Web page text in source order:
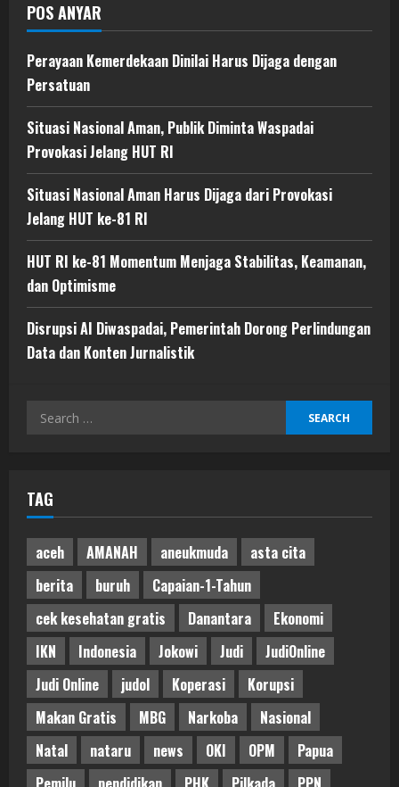
POS ANYAR
Perayaan Kemerdekaan Dinilai Harus Dijaga dengan
Persatuan
Situasi Nasional Aman, Publik Diminta Waspadai
Provokasi Jelang HUT RI
Situasi Nasional Aman Harus Dijaga dari Provokasi
Jelang HUT ke-81 RI
HUT RI ke-81 Momentum Menjaga Stabilitas, Keamanan,
dan Optimisme
Disrupsi AI Diwaspadai, Pemerintah Dorong Perlindungan
Data dan Konten Jurnalistik
Search
TAG
aceh AMANAH aneukmuda
asta cita
berita
buruh
Capaian-1-Tahun
cek kesehatan gratis
Danantara
Ekonomi
IKN
Indonesia Jokowi Judi
JudiOnline
Judi Online
judol Koperasi
Korupsi
Makan Gratis
MBG Narkoba
Nasional
Natal
nataru news OKI OPM
Papua